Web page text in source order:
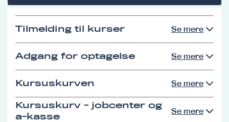
Tilmelding til kurser Se mere
Adgang for optagelse Se mere
Kursuskurven Se mere
Kursuskurv - jobcenter og
a-kasse
Se mere